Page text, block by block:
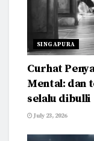
SINGAPURA
Curhat
Mental: dan
selalu dibulli
July 23, 2026